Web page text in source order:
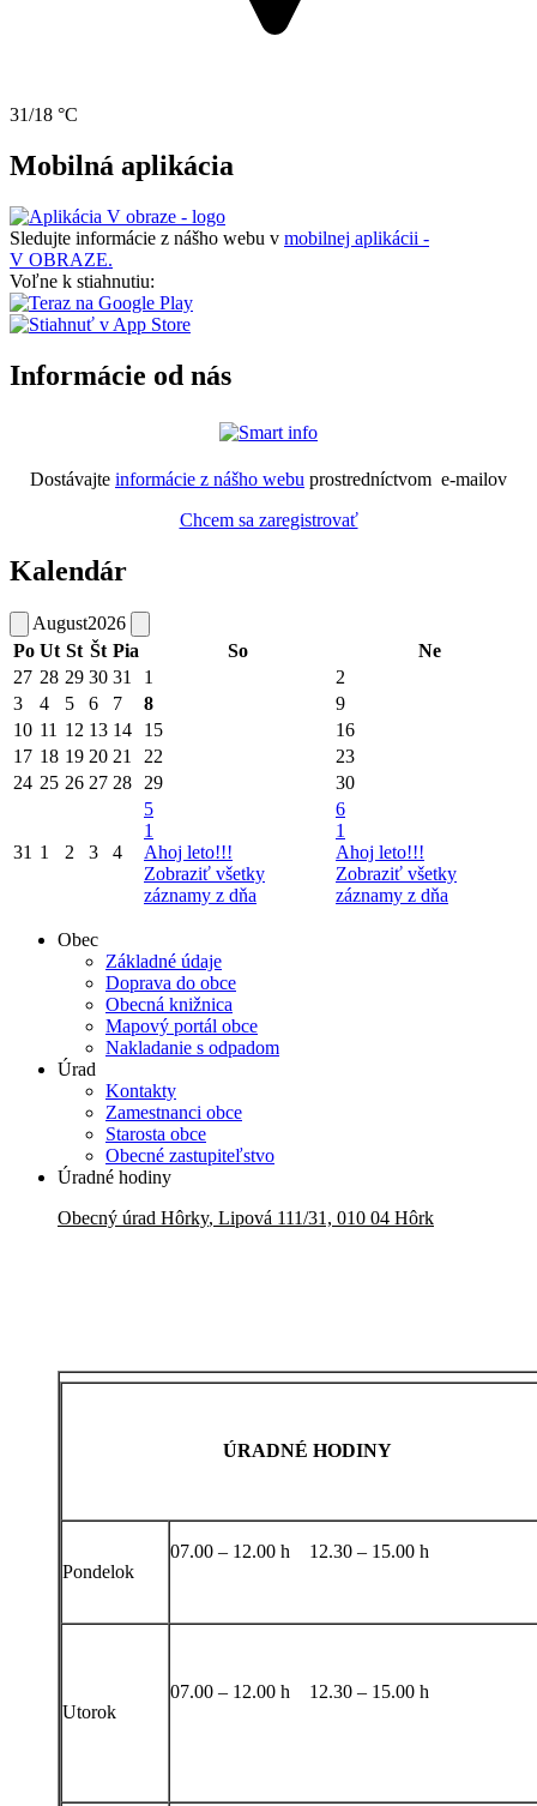
31/18 °C
Mobilná aplikácia
Sledujte informácie z nášho webu v mobilnej aplikácii -
V OBRAZE.
Voľne k stiahnutiu:
Informácie od nás
Dostávajte informácie z nášho webu prostredníctvom e-mailov
Chcem sa zaregistrovať
Kalendár
August2026
Po Ut St Št Pia So
Ne
27 28 29 30 31 1
2
3
4 5 6 7 8
9
10 11 12 13 14 15
16
17 18 19 20 21 22
23
24 25 26 27 28 29 30
31 1 2 3 4
5
1
Ahoj leto!!!
Zobraziť všetky
záznamy z dňa
6
1
Ahoj leto!!!
Zobraziť všetky
záznamy z dňa
Obec
Základné údaje
Doprava do obce
Obecná knižnica
Mapový portál obce
Nakladanie s odpadom
Úrad
Kontakty
Zamestnanci obce
Starosta obce
Obecné zastupiteľstvo
Úradné hodiny
Obecný úrad Hôrky, Lipová 111/31, 010 04 Hôrk
ÚRADNÉ HODINY
Pondelok
07.00 – 12.00 h 12.30 – 15.00 h
Utorok
07.00 – 12.00 h 12.30 – 15.00 h